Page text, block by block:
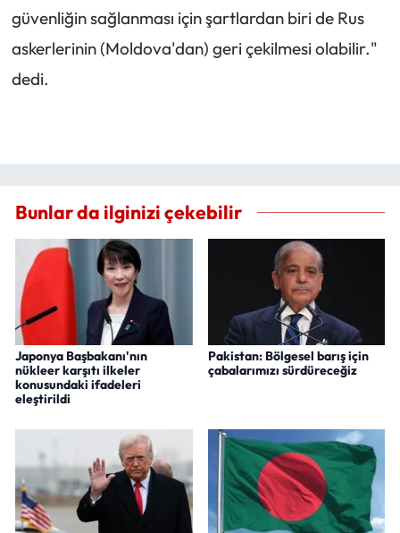
güvenliğin sağlanması için şartlardan biri de Rus
askerlerinin (Moldova'dan) geri çekilmesi olabilir."
dedi.
Bunlar da ilginizi çekebilir
Japonya Başbakanı'nın
nükleer karşıtı ilkeler
konusundaki ifadeleri
eleştirildi
Pakistan: Bölgesel barış için
çabalarımızı sürdüreceğiz